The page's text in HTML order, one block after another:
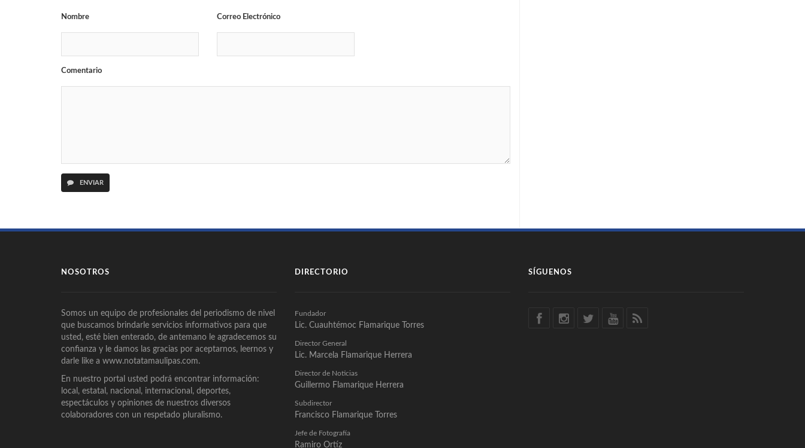
Nombre Correo Electrónico
Comentario
ENVIAR
NOSOTROS
Somos un equipo de profesionales del periodismo de nivel
que buscamos brindarle servicios informativos para que
usted, esté bien enterado, de antemano le agradecemos su
confianza y le damos las gracias por aceptarnos, leernos y
darle like a www.notatamaulipas.com.
En nuestro portal usted podrá encontrar información:
local, estatal, nacional, internacional, deportes,
espectáculos y opiniones de nuestros diversos
colaboradores con un respetado pluralismo.
DIRECTORIO
Fundador
Lic. Cuauhtémoc Flamarique Torres
Director General
Lic. Marcela Flamarique Herrera
Director de Noticias
Guillermo Flamarique Herrera
Subdirector
Francisco Flamarique Torres
Jefe de Fotografía
Ramiro Ortíz
SÍGUENOS